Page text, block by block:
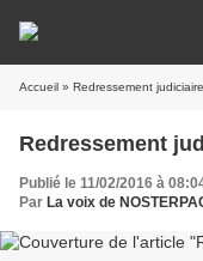
Accueil » Redressement judiciaire
Redressement
Publié le 11/02/2016 à
Par La voix de